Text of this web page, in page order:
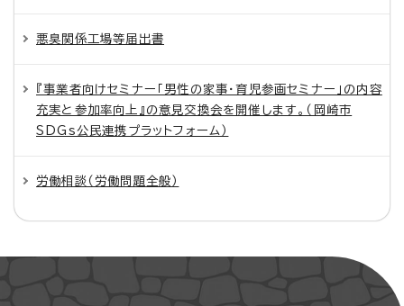
悪臭関係工場等届出書
『事業者向けセミナー「男性の家事・育児参画セミナー」の内容
充実と参加率向上』の意見交換会を開催します。（岡崎市
SDGs公民連携プラットフォーム）
労働相談（労働問題全般）